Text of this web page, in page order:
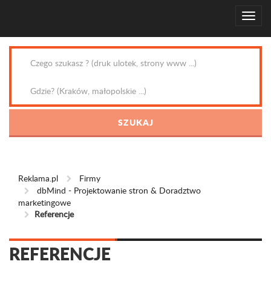
Reklama.pl
Firmy
dbMind - Projektowanie stron & Doradztwo
marketingowe
Referencje
REFERENCJE